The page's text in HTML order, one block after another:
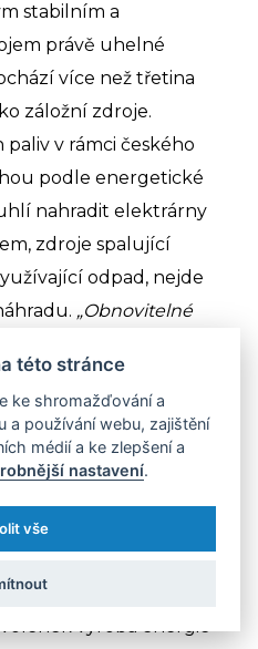
stabilním a
právě uhelné
více než třetina
záložní zdroje.
v rámci českého
podle energetické
nahradit elektrárny
zdroje spalující
odpad, nejde
„Obnovitelné
pouze část spalovaného
zdroje jako takové,“
s ukončením výroby
ČEZ Ladislava
výroba energie
této stránce
ke shromažďování a
a používání webu, zajištění
médií a ke zlepšení a
nastavení.
vše